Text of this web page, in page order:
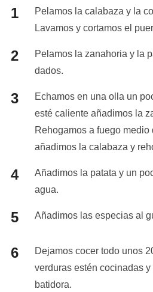
Pelamos la calabaza y la
Lavamos y cortamos el
Pelamos la zanahoria y la
dados.
Echamos en una olla un
esté caliente añadimos la
Rehogamos a fuego medio
añadimos la calabaza y
Añadimos la patata y un
agua.
Añadimos las especias al
Dejamos cocer todo unos
verduras estén cocinadas
batidora.